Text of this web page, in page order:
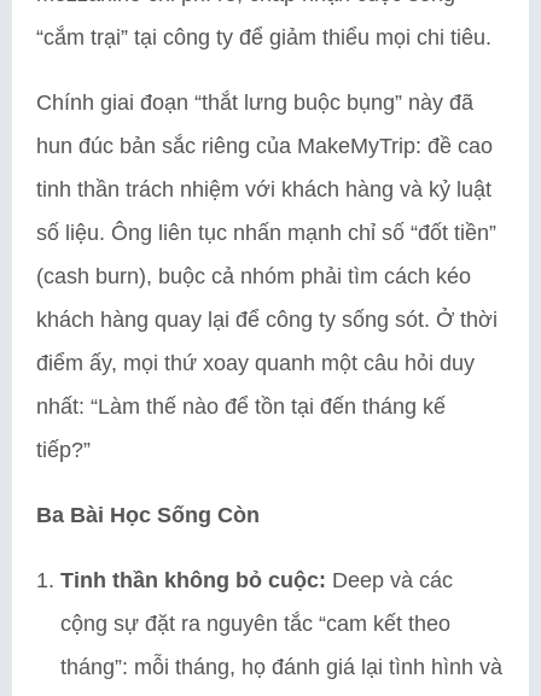
“cắm trại” tại công ty để giảm thiểu mọi chi tiêu.
Chính giai đoạn “thắt lưng buộc bụng” này đã
hun đúc bản sắc riêng của MakeMyTrip: đề cao
tinh thần trách nhiệm với khách hàng và kỷ luật
số liệu. Ông liên tục nhấn mạnh chỉ số “đốt tiền”
(cash burn), buộc cả nhóm phải tìm cách kéo
khách hàng quay lại để công ty sống sót. Ở thời
điểm ấy, mọi thứ xoay quanh một câu hỏi duy
nhất: “Làm thế nào để tồn tại đến tháng kế
tiếp?”
Ba Bài Học Sống Còn
Tinh thần không bỏ cuộc: Deep và các
cộng sự đặt ra nguyên tắc “cam kết theo
tháng”: mỗi tháng, họ đánh giá lại tình hình và